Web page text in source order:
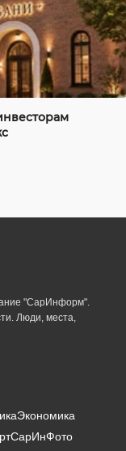
"СарИнформ".
Люди, места,
Экономика
СарИнФото